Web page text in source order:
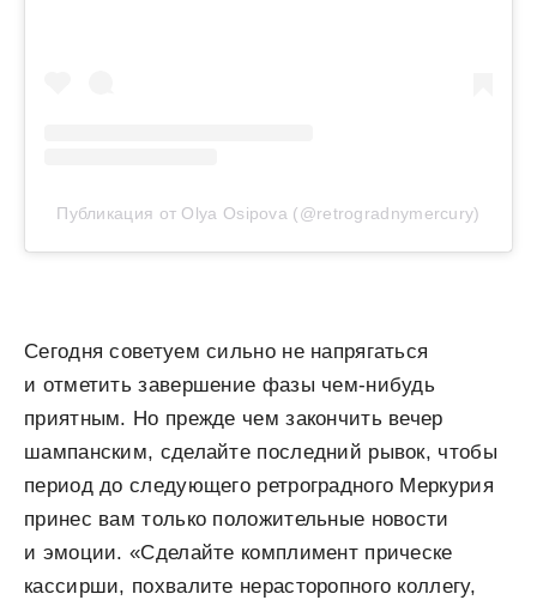
Публикация от Olya Osipova (@retrogradnymercury)
Сегодня советуем сильно не напрягаться
и отметить завершение фазы чем-нибудь
приятным. Но прежде чем закончить вечер
шампанским, сделайте последний рывок, чтобы
период до следующего ретроградного Меркурия
принес вам только положительные новости
и эмоции. «Сделайте комплимент прическе
кассирши, похвалите нерасторопного коллегу,